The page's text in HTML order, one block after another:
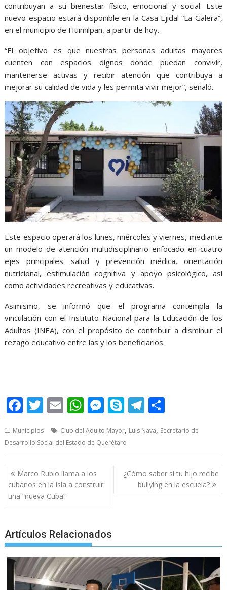
contribuyan a su bienestar físico, emocional y social. Este
nuevo espacio estará disponible en la Casa Ejidal “La Galera”,
en el municipio de Huimilpan, a partir de hoy.
“El objetivo es que nuestras personas adultas mayores
cuenten con espacios dignos donde puedan convivir,
mantenerse activas y recibir atención que contribuya a
mejorar su calidad de vida y les permita vivir mejor”, señaló.
Este espacio operará los lunes, miércoles y viernes, mediante
un modelo de atención multidisciplinario enfocado en cuatro
ejes principales: salud y prevención médica, orientación
nutricional, estimulación cognitiva y apoyo psicológico, así
como actividades recreativas y educativas.
Asimismo, se informó que el programa contempla la
vinculación con el Instituto Nacional para la Educación de los
Adultos (INEA), con el propósito de contribuir a disminuir el
rezago educativo entre las y los beneficiarios.
F
e
b
o
o
k
T
itt
er
E
ai
l
W
at
s
A
p
p
M
ss
e
n
er
S
y
p
e
T
e
gr
a
m
ar
e
Municipios Club del Adulto Mayor, Luis Nava, Secretario de
Desarrollo Social del Estado de Querétaro
Post
navigation
Marco Rubio llama a los
cubanos en la isla a construir
una “nueva Cuba”
¿Cómo saber si tu hijo recibe
bullying en la escuela?
Artículos Relacionados